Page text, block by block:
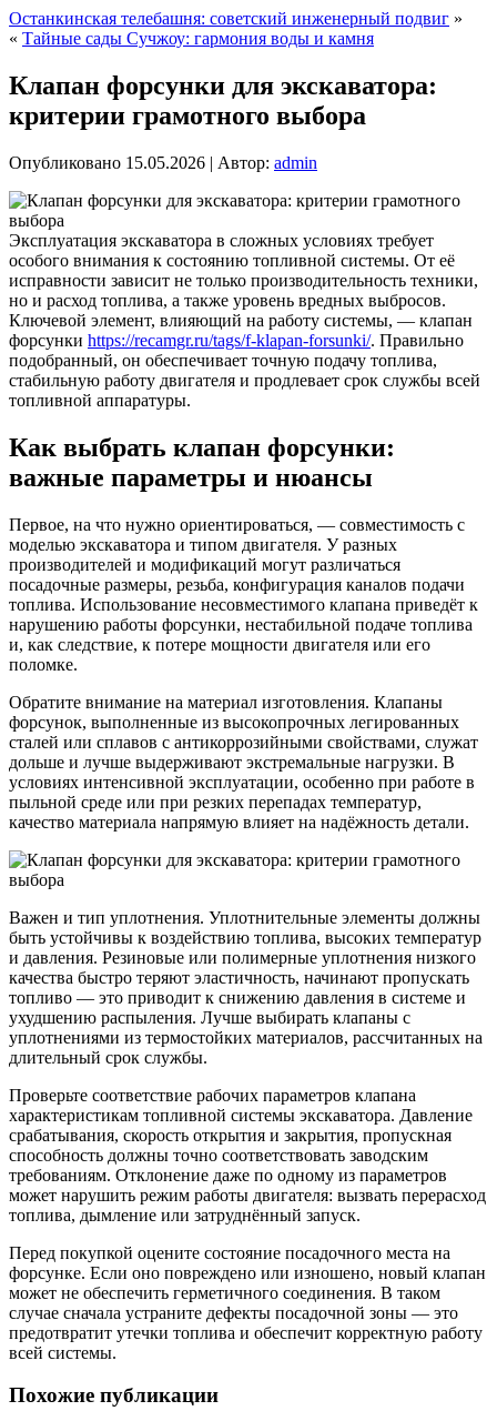
Останкинская телебашня: советский инженерный подвиг »
« Тайные сады Сучжоу: гармония воды и камня
Клапан форсунки для экскаватора:
критерии грамотного выбора
Опубликовано 15.05.2026 | Автор: admin
Эксплуатация экскаватора в сложных условиях требует
особого внимания к состоянию топливной системы. От её
исправности зависит не только производительность техники,
но и расход топлива, а также уровень вредных выбросов.
Ключевой элемент, влияющий на работу системы, — клапан
форсунки https://recamgr.ru/tags/f-klapan-forsunki/. Правильно
подобранный, он обеспечивает точную подачу топлива,
стабильную работу двигателя и продлевает срок службы всей
топливной аппаратуры.
Как выбрать клапан форсунки:
важные параметры и нюансы
Первое, на что нужно ориентироваться, — совместимость с
моделью экскаватора и типом двигателя. У разных
производителей и модификаций могут различаться
посадочные размеры, резьба, конфигурация каналов подачи
топлива. Использование несовместимого клапана приведёт к
нарушению работы форсунки, нестабильной подаче топлива
и, как следствие, к потере мощности двигателя или его
поломке.
Обратите внимание на материал изготовления. Клапаны
форсунок, выполненные из высокопрочных легированных
сталей или сплавов с антикоррозийными свойствами, служат
дольше и лучше выдерживают экстремальные нагрузки. В
условиях интенсивной эксплуатации, особенно при работе в
пыльной среде или при резких перепадах температур,
качество материала напрямую влияет на надёжность детали.
Важен и тип уплотнения. Уплотнительные элементы должны
быть устойчивы к воздействию топлива, высоких температур
и давления. Резиновые или полимерные уплотнения низкого
качества быстро теряют эластичность, начинают пропускать
топливо — это приводит к снижению давления в системе и
ухудшению распыления. Лучше выбирать клапаны с
уплотнениями из термостойких материалов, рассчитанных на
длительный срок службы.
Проверьте соответствие рабочих параметров клапана
характеристикам топливной системы экскаватора. Давление
срабатывания, скорость открытия и закрытия, пропускная
способность должны точно соответствовать заводским
требованиям. Отклонение даже по одному из параметров
может нарушить режим работы двигателя: вызвать перерасход
топлива, дымление или затруднённый запуск.
Перед покупкой оцените состояние посадочного места на
форсунке. Если оно повреждено или изношено, новый клапан
может не обеспечить герметичного соединения. В таком
случае сначала устраните дефекты посадочной зоны — это
предотвратит утечки топлива и обеспечит корректную работу
всей системы.
Похожие публикации